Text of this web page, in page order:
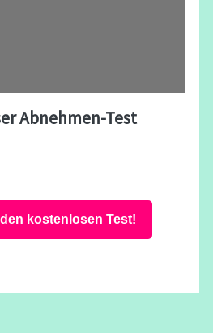
Abnehmen-Test
kostenlosen Test!